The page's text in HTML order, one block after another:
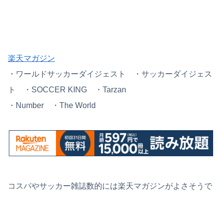
楽天マガジン
・ ワールドサッカーダイジェスト ・ サッカーダイジェス
ト ・SOCCER KING ・Tarzan
・Number ・The World
コスパやサッカー雑誌数的には楽天マガジンがよさそうで